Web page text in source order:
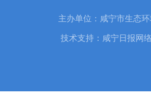
主办单位：咸宁市生态环
技术支持：咸宁日报网